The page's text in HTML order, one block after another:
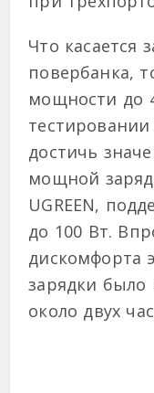
Что касается
повербанка,
мощности до
достичь
мощной
UGREEN,
до 100 Вт.
дискомфорта
зарядки
около двух